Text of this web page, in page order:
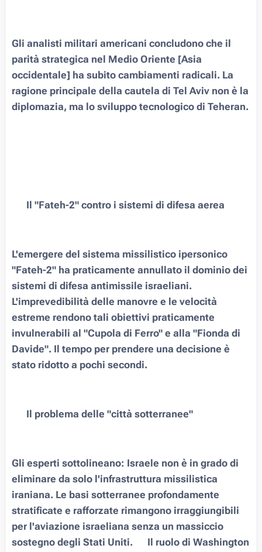
Gli analisti militari americani concludono che il
parità strategica nel Medio Oriente [Asia
occidentale] ha subito cambiamenti radicali. La
ragione principale della cautela di Tel Aviv non è la
diplomazia, ma lo sviluppo tecnologico di Teheran.
▪️ Il "Fateh-2" contro i sistemi di difesa aerea
L'emergere del sistema missilistico ipersonico
"Fateh-2" ha praticamente annullato il dominio dei
sistemi di difesa antimissile israeliani.
L'imprevedibilità delle manovre e le velocità
estreme rendono tali obiettivi praticamente
invulnerabili al "Cupola di Ferro" e alla "Fionda di
Davide". Il tempo per prendere una decisione è
stato ridotto a pochi secondi.
▪️ Il problema delle "città sotterranee"
Gli esperti sottolineano: Israele non è in grado di
eliminare da solo l'infrastruttura missilistica
iraniana. Le basi sotterranee profondamente
stratificate e rafforzate rimangono irraggiungibili
per l'aviazione israeliana senza un massiccio
sostegno degli Stati Uniti.▪️ Il ruolo di Washington